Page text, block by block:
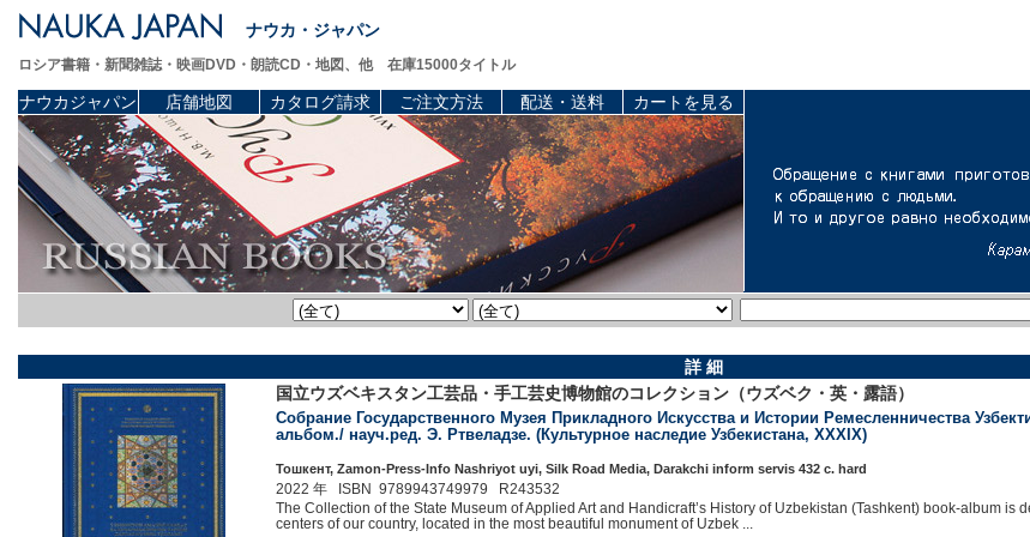
ナウカ・ジャパン
ロシア書籍・新聞雑誌・映画DVD・朗読CD・地図、他 在庫15000タイトル
ナウカジャパン 店舗地図 カタログ請求 ご注文方法 配送・送料 カートを見る
詳 細
国立ウズベキスタン工芸品・手工芸史博物館のコレクション（ウズベク・英・露語）
Собрание Государственного Музея Прикладного Искусства и Истории Ремесленничества
альбом./ науч.ред. Э. Ртвеладзе. (Культурное наследие Узбекистана, XXXIX)
Тошкент, Zamon-Press-Info Nashriyot uyi, Silk Road Media, Darakchi inform servis 432 c. hard
2022 年 ISBN 9789943749979 R243532
The Collection of the State Museum of Applied Art and Handicraft’s History of Uzbekistan (Tashkent) book-album is
centers of our country, located in the most beautiful monument of Uzbek ...